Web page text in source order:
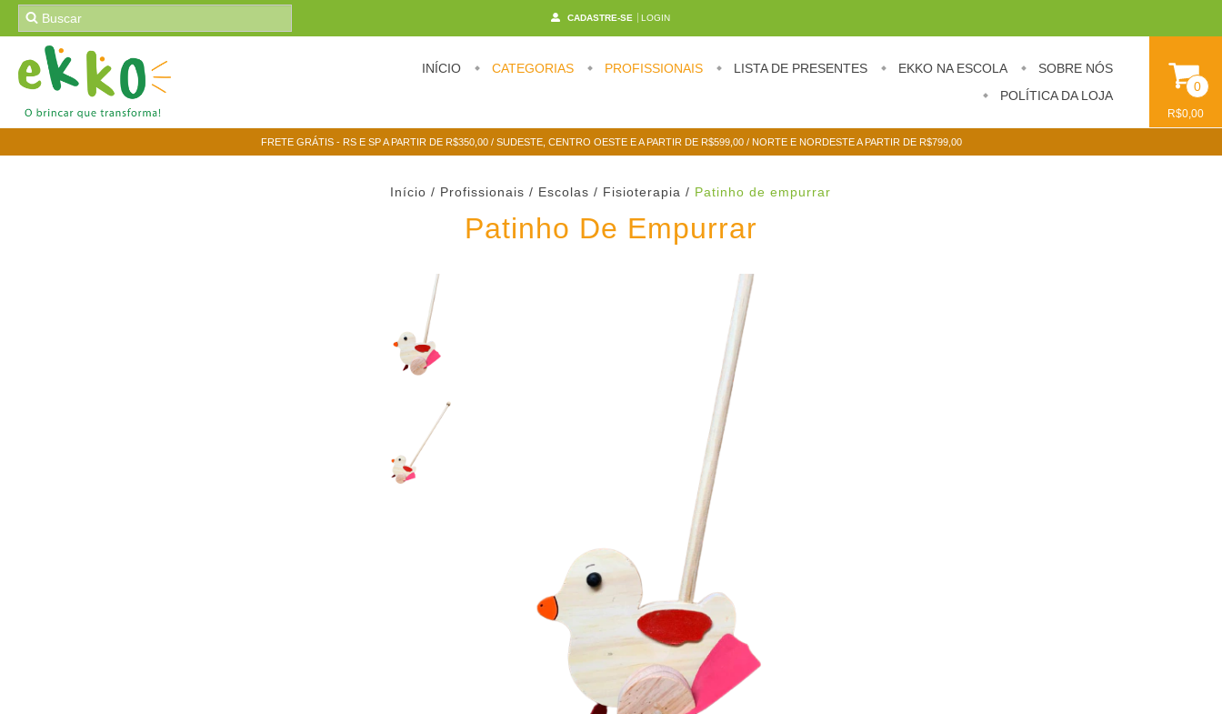
CADASTRE-SE LOGIN
INÍCIO CATEGORIAS PROFISSIONAIS LISTA DE PRESENTES EKKO NA ESCOLA
SOBRE NÓS
POLÍTICA DA LOJA
0
R$0,00
FRETE GRÁTIS - RS E SP A PARTIR DE R$350,00 / SUDESTE, CENTRO OESTE E A PARTIR DE R$599,00 / NORTE E NORDESTE A PARTIR DE R$799,00
Início / Profissionais / Escolas / Fisioterapia / Patinho de empurrar
Patinho De Empurrar